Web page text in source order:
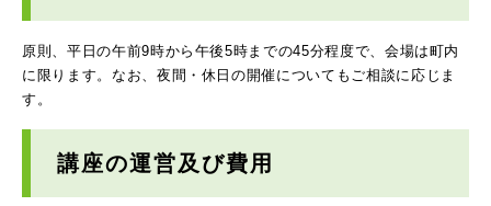
原則、平日の午前9時から午後5時までの45分程度で、会場は町内
に限ります。なお、夜間・休日の開催についてもご相談に応じま
す。
講座の運営及び費用